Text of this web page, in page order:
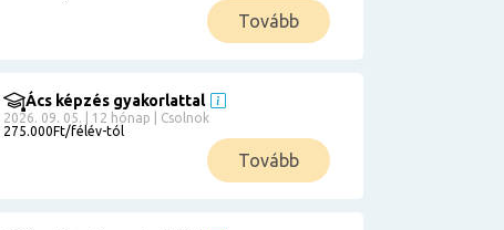
Tovább
Ács képzés gyakorlattal
2026. 09. 05. | 12 hónap | Csolnok
275.000Ft/félév-tól
Tovább